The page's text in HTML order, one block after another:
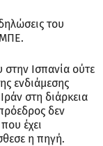
του
στην Ισπανία ούτε
ενδιάμεσης
στη διάρκεια
δεν
έχει
η πηγή.